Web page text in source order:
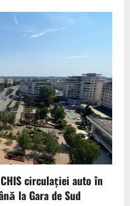
circulației auto în
la Gara de Sud